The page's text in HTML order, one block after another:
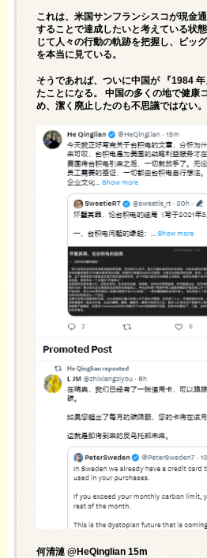
これは、米国サンフランシスコが現金
することで達成したいと考えている状
じて人々の行動の軌跡を把握し、ビッ
を本当に見ている。
そうであれば、ついに中国が 『1984
たことになる。 中国の多くの地で健康
め、潔く廃止したのも不思議ではない
何清漣 @HeQinglian 15m